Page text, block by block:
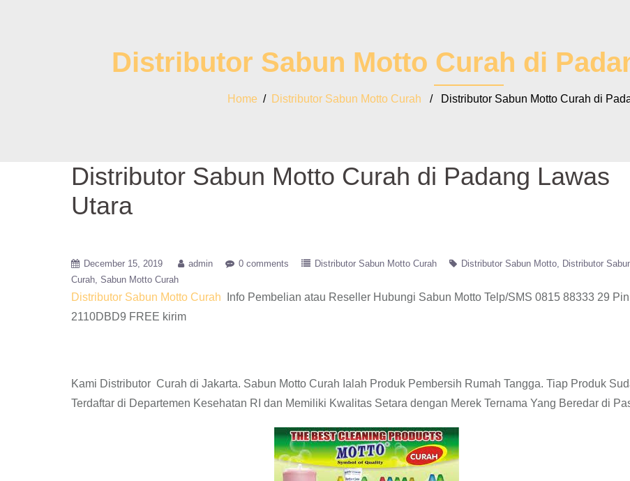
Distributor Sabun Motto Curah di
Home / Distributor Sabun Motto Curah / Distributor Sabun Motto Curah di
Distributor Sabun Motto Curah di Padang Lawas
Utara
December 15, 2019 admin 0 comments Distributor Sabun Motto Curah Distributor Sabun Motto
Distributor
Curah Sabun Motto Curah
Distributor Sabun Motto Curah
Info Pembelian atau Reseller Hubungi Sabun Motto Telp/SMS 0815 88333 29
2110DBD9 FREE kirim
Kami Distributor Curah di Jakarta. Sabun Motto Curah Ialah Produk Pembersih Rumah Tangga. Tiap Produk
Terdaftar di Departemen Kesehatan RI dan Memiliki Kwalitas Setara dengan Merek Ternama Yang Beredar di